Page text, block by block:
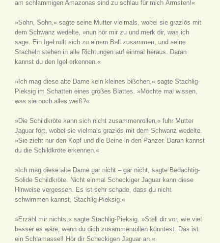
am schlammigen Amazonas sind zu schlau für mich Ärmsten!«
»Sohn, Sohn,« sagte seine Mutter vielmals, wobei sie graziös mit
dem Schwanz wedelte, »nun hör mir zu und merk dir, was ich
sage. Ein Igel rollt sich zu einem Ball zusammen, und seine
Stacheln stehen in alle Richtungen auf einmal heraus. Daran
kannst du den Igel erkennen.«
»Ich mag diese alte Dame kein kleines bißchen,« sagte Stachlig-
Pieksig im Schatten eines großes Blattes. »Möchte mal wissen,
was sie noch alles weiß?«
»Die Schildkröte kann sich nicht zusammenrollen,« fuhr Mutter
Jaguar fort, wobei sie vielmals graziös mit dem Schwanz wedelte.
»Sie zieht nur den Kopf und die Beine in den Panzer. Daran kannst
du die Schildkröte erkennen.«
»Ich mag diese alte Dame gar nicht – gar nicht, sagte Bedächtig-
Solide Schildkröte. Nicht einmal Scheckiger Jaguar kann diese
Hinweise vergessen. Es ist sehr schade, dass du nicht
schwimmen kannst, Stachlig-Pieksig.«
»Erzähl mir nichts,« sagte Stachlig-Pieksig. »Stell dir vor, wie viel
besser es wäre, wenn du dich zusammenrollen könntest. Das ist
ein Schlamassel! Hör dir Scheckigen Jaguar an.«